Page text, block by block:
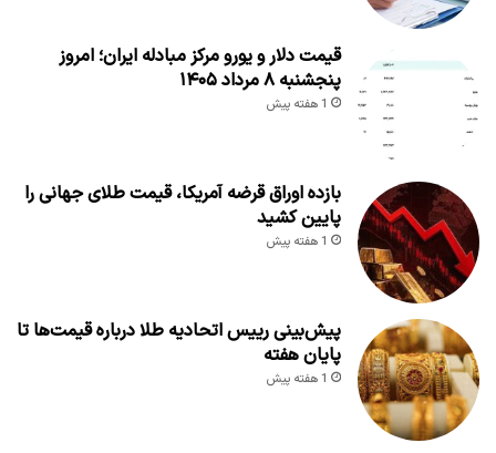
قیمت دلار و یورو مرکز مبادله ایران؛ امروز
پنجشنبه ۸ مرداد ۱۴۰۵
1 هفته پیش
بازده اوراق قرضه آمریکا، قیمت طلای جهانی را
پایین کشید
1 هفته پیش
پیش‌بینی رییس اتحادیه طلا درباره قیمت‌ها تا
پایان هفته
1 هفته پیش